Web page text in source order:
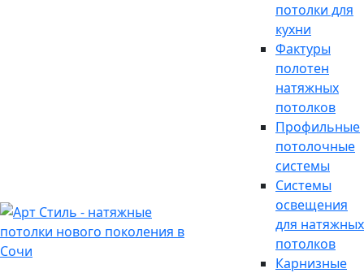
потолки для
кухни
Фактуры
полотен
натяжных
потолков
Профильные
потолочные
системы
Системы
освещения
для натяжных
потолков
Карнизные